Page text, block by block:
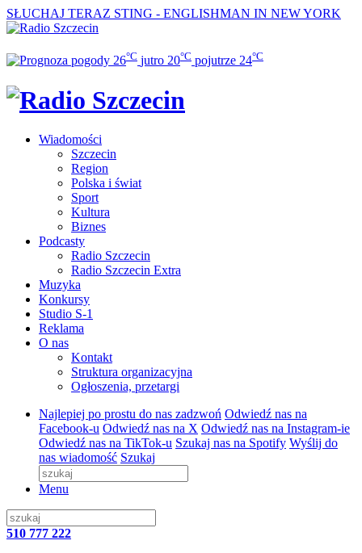
SŁUCHAJ TERAZ STING - ENGLISHMAN IN NEW YORK
26°C jutro 20°C pojutrze 24°C
Wiadomości
Szczecin
Region
Polska i świat
Sport
Kultura
Biznes
Podcasty
Radio Szczecin
Radio Szczecin Extra
Muzyka
Konkursy
Studio S-1
Reklama
O nas
Kontakt
Struktura organizacyjna
Ogłoszenia, przetargi
Najlepiej po prostu do nas zadzwoń Odwiedź nas na
Facebook-u Odwiedź nas na X Odwiedź nas na Instagram-ie
Odwiedź nas na TikTok-u Szukaj nas na Spotify Wyślij do
nas wiadomość Szukaj
Menu
510 777 222